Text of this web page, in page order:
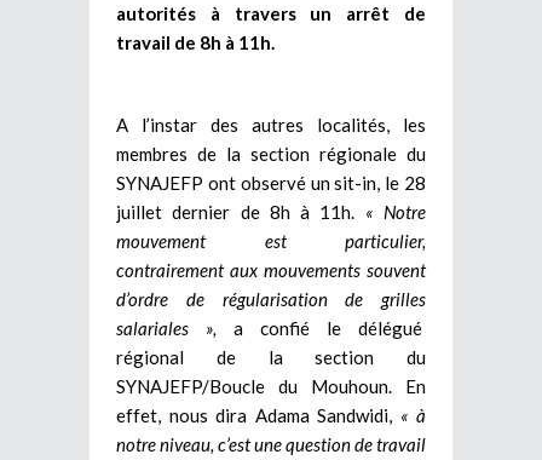
autorités à travers un arrêt de
travail de 8h à 11h.
A l’instar des autres localités, les
membres de la section régionale du
SYNAJEFP ont observé un sit-in, le 28
juillet dernier de 8h à 11h. « Notre
mouvement est particulier,
contrairement aux mouvements souvent
d’ordre de régularisation de grilles
salariales »,
a confié le délégué
régional de la section du
SYNAJEFP/Boucle du Mouhoun. En
effet, nous dira Adama Sandwidi, « à
notre niveau, c’est une question de travail